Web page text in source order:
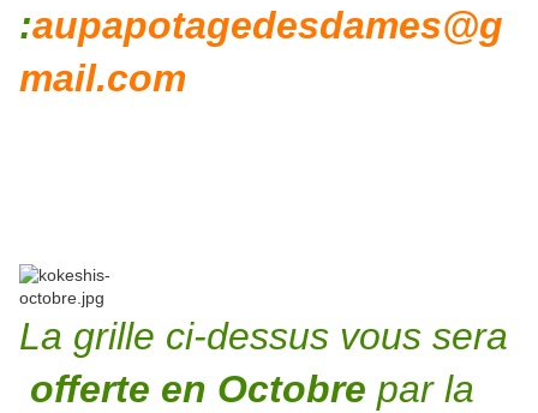
:aupapotagedesdames@g
mail.com
La grille ci-dessus vous sera
offerte en Octobre par la